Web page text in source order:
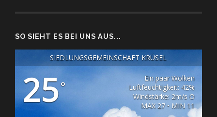
SO SIEHT ES BEI UNS AUS...
SIEDLUNGSGEMEINSCHAFT KRÜSEL
25°
Ein paar Wolken
Luftfeuchtigkeit: 42%
Windstärke: 2m/s O
MAX 27 • MIN 11